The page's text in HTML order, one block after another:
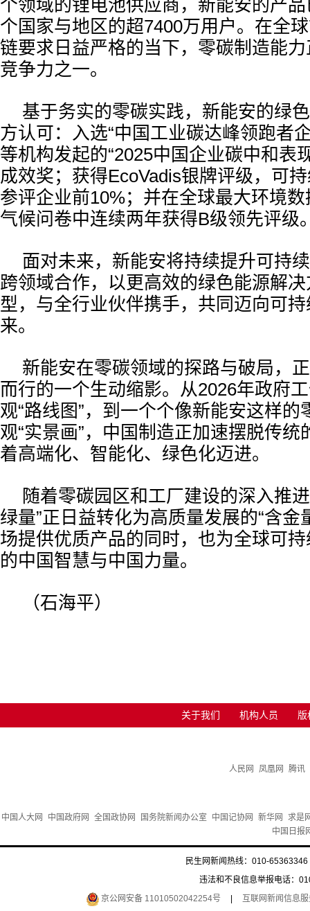
个领域的锂电池供应商，新能安的产
个国家与地区的超7400万用户。在全
链要求日益严格的当下，零碳制造能
竞争力之一。
基于务实的零碳实践，新能安的绿
方认可：入选“中国工业碳达峰领跑者
等机构发起的“2025中国企业碳中和表
成效奖；获得EcoVadis银牌评级，可
参评企业前10%；并在全球最大环境
气候问卷中连续两年获得B级领先评级
面对未来，新能安将持续提升可持
跨领域合作，以更高效的绿色能源解
型，与全行业伙伴携手，共同迈向可
来。
新能安在零碳领域的探路与破局，
而行的一个生动缩影。从2026年政府
观“路线图”，到一个个像新能安这样的
观“实景画”，中国制造正加速摆脱传统
着高端化、智能化、绿色化迈进。
随着零碳园区和工厂建设的深入推
绿量”正日益转化为高质量发展的“含金
场提供优质产品的同时，也为全球可
的中国智慧与中国力量。
（石海平）
关于我们 机构人员 版
人民网 凤凰网 腾讯
中国人大网 中国政府网 全国政协网 国务院新闻办公室 中国记协网 新华网
求是
中国日报
民生网新闻热线：010-
违法和不良信息举报电话：
京公网安备 11010502042254号
互联网新闻信息